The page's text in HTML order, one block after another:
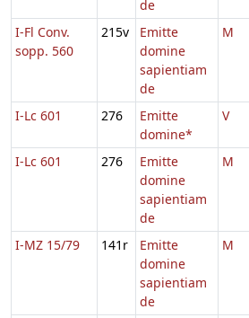
de
I-Fl Conv.
sopp. 560
215v
Emitte
domine
sapientiam
de
M
I-Lc 601 276
Emitte
domine*
V
I-Lc 601
276
Emitte
domine
sapientiam
de
M
I-MZ 15/79 141r
Emitte
domine
sapientiam
de
M